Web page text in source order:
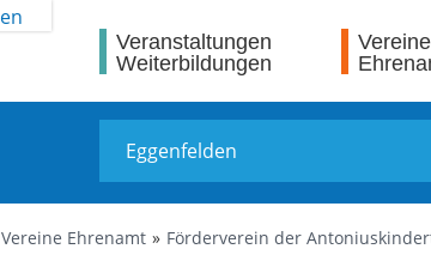
Veranstaltungen
Weiterbildungen
Vereine
Vereine Ehrenamt Förderverein der